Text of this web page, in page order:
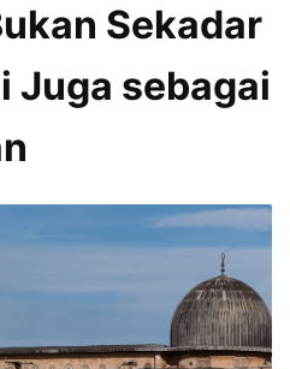
Sekadar
Juga sebagai